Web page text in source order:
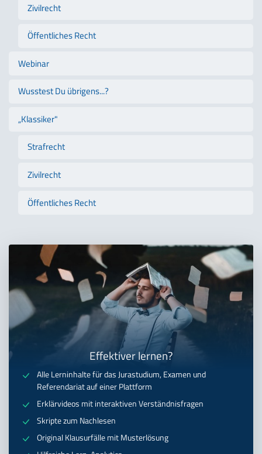
Zivilrecht
Öffentliches Recht
Webinar
Wusstest Du übrigens...?
„Klassiker"
Strafrecht
Zivilrecht
Öffentliches Recht
Effektiver lernen?
Alle Lerninhalte für das Jurastudium, Examen und
Referendariat auf einer Plattform
Erklärvideos mit interaktiven Verständnisfragen
Skripte zum Nachlesen
Original Klausurfälle mit Musterlösung